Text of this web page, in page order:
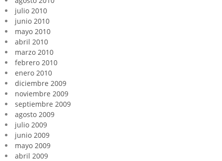
julio 2010
junio 2010
mayo 2010
abril 2010
marzo 2010
febrero 2010
enero 2010
diciembre 2009
noviembre 2009
septiembre 2009
agosto 2009
julio 2009
junio 2009
mayo 2009
abril 2009